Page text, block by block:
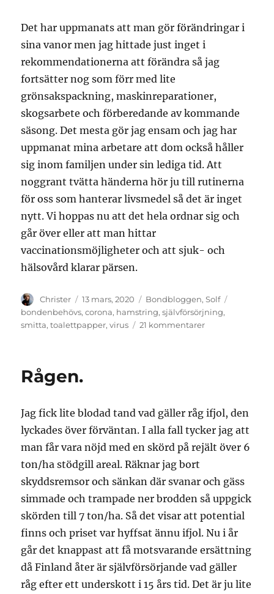
Det har uppmanats att man gör förändringar i
sina vanor men jag hittade just inget i
rekommendationerna att förändra så jag
fortsätter nog som förr med lite
grönsakspackning, maskinreparationer,
skogsarbete och förberedande av kommande
säsong. Det mesta gör jag ensam och jag har
uppmanat mina arbetare att dom också håller
sig inom familjen under sin lediga tid. Att
noggrant tvätta händerna hör ju till rutinerna
för oss som hanterar livsmedel så det är inget
nytt. Vi hoppas nu att det hela ordnar sig och
går över eller att man hittar
vaccinationsmöjligheter och att sjuk- och
hälsovård klarar pärsen.
Författare
Christer
Publicerat
den
13 mars, 2020 Kategorier
Bondbloggen,Solf
bondenbehövs,corona, hamstring,självförsörjning,
smitta,toalettpapper,virus 21 kommentarertill
Rågen.
Jag fick lite blodad tand vad gäller råg ifjol, den
lyckades över förväntan. I alla fall tycker jag att
man får vara nöjd med en skörd på rejält över 6
ton/ha stödgill areal. Räknar jag bort
skyddsremsor och sänkan där svanar och gäss
simmade och trampade ner brodden så uppgick
skörden till 7 ton/ha. Så det visar att potential
finns och priset var hyffsat ännu ifjol. Nu i år
går det knappast att få motsvarande ersättning
då Finland åter är självförsörjande vad gäller
råg efter ett underskott i 15 års tid. Det är ju lite